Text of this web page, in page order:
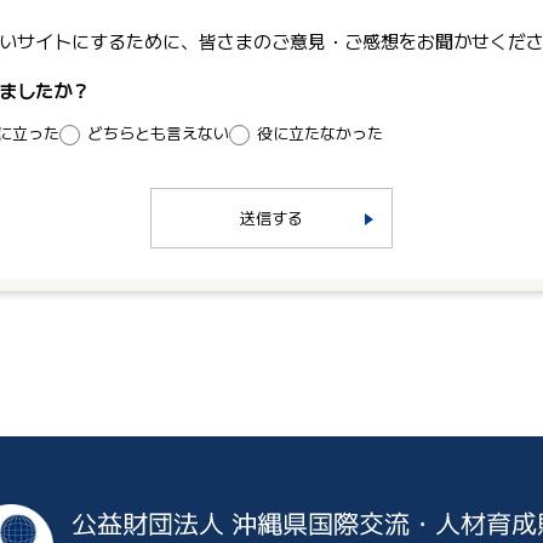
サイトにするために、皆さまのご意見・ご感想をお聞かせくだ
したか？
立った どちらとも言えない 役に立たなかった
送信する